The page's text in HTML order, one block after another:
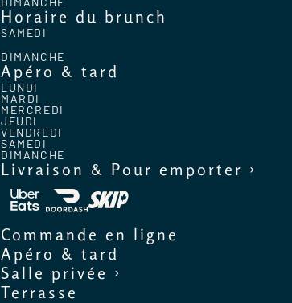
Horaire du brunch
SAMEDI
DIMANCHE
Apéro & tard
LUNDI
MARDI
MERCREDI
JEUDI
VENDREDI
SAMEDI
DIMANCHE
Livraison & Pour emporter ›
Commande en ligne
Apéro & tard
Salle privée ›
Terrasse